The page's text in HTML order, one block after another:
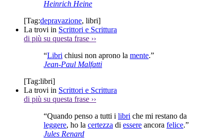
Heinrich Heine
[Tag:depravazione, libri]
La trovi in Scrittori e Scrittura
di più su questa frase ››
“Libri chiusi non aprono la mente.”
Jean-Paul Malfatti
[Tag:libri]
La trovi in Scrittori e Scrittura
di più su questa frase ››
“Quando penso a tutti i libri che mi restano da
leggere, ho la certezza di essere ancora felice.”
Jules Renard